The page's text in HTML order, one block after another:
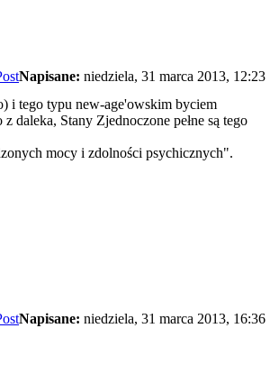
Napisane: niedziela, 31 marca 2013, 12:23
i tego typu new-age'owskim byciem
daleka, Stany Zjednoczone pełne są tego
mocy i zdolności psychicznych".
Napisane: niedziela, 31 marca 2013, 16:36